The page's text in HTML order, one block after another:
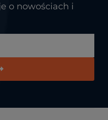
o nowościach i